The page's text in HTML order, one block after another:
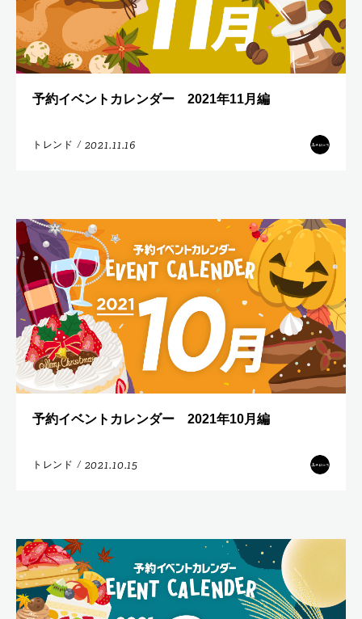
予約イベントカレンダー 2021年11月編
トレンド / 2021.11.16
予約イベントカレンダー 2021年10月編
トレンド / 2021.10.15